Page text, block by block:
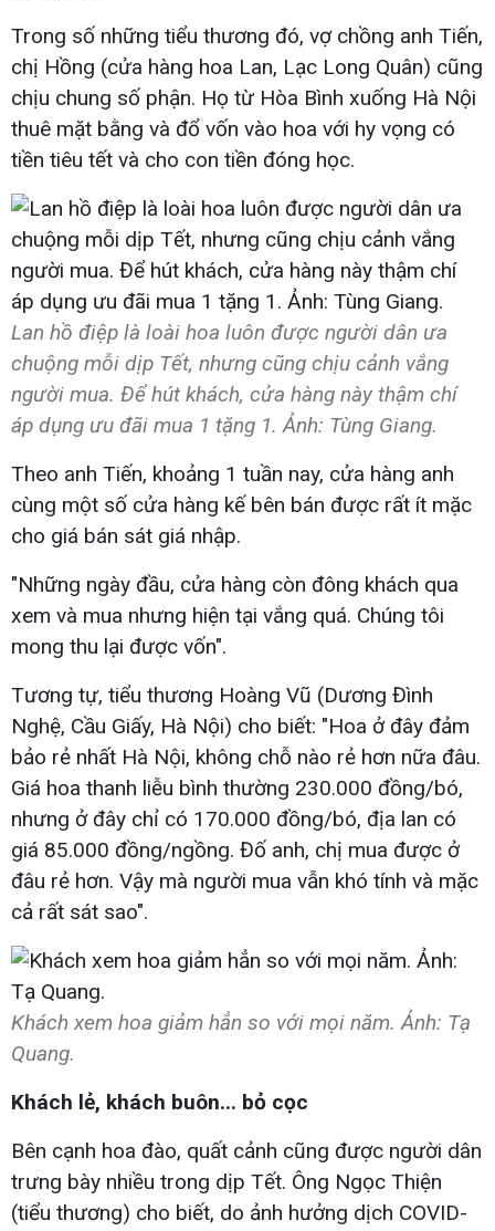
Trong số những tiểu thương đó, vợ chồng anh Tiến,
chị Hồng (cửa hàng hoa Lan, Lạc Long Quân) cũng
chịu chung số phận. Họ từ Hòa Bình xuống Hà Nội
thuê mặt bằng và đổ vốn vào hoa với hy vọng có
tiền tiêu tết và cho con tiền đóng học.
Lan hồ điệp là loài hoa luôn được người dân ưa
chuộng mỗi dịp Tết, nhưng cũng chịu cảnh vắng
người mua. Để hút khách, cửa hàng này thậm chí
áp dụng ưu đãi mua 1 tặng 1. Ảnh: Tùng Giang.
Theo anh Tiến, khoảng 1 tuần nay, cửa hàng anh
cùng một số cửa hàng kế bên bán được rất ít mặc
cho giá bán sát giá nhập.
"Những ngày đầu, cửa hàng còn đông khách qua
xem và mua nhưng hiện tại vắng quá. Chúng tôi
mong thu lại được vốn".
Tương tự, tiểu thương Hoàng Vũ (Dương Đình
Nghệ, Cầu Giấy, Hà Nội) cho biết: "Hoa ở đây đảm
bảo rẻ nhất Hà Nội, không chỗ nào rẻ hơn nữa đâu.
Giá hoa thanh liễu bình thường 230.000 đồng/bó,
nhưng ở đây chỉ có 170.000 đồng/bó, địa lan có
giá 85.000 đồng/ngồng. Đố anh, chị mua được ở
đâu rẻ hơn. Vậy mà người mua vẫn khó tính và mặc
cả rất sát sao".
Khách xem hoa giảm hẳn so với mọi năm. Ảnh: Tạ
Quang.
Khách lẻ, khách buôn... bỏ cọc
Bên cạnh hoa đào, quất cảnh cũng được người dân
trưng bày nhiều trong dịp Tết. Ông Ngọc Thiện
(tiểu thương) cho biết, do ảnh hưởng dịch COVID-